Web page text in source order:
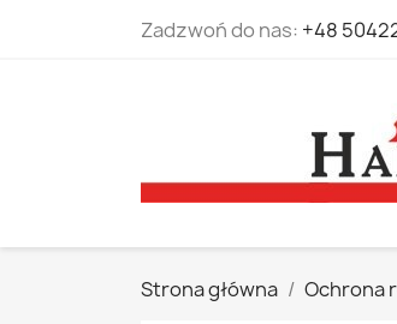
Zadzwoń do nas: +48
Strona główna Ochrona